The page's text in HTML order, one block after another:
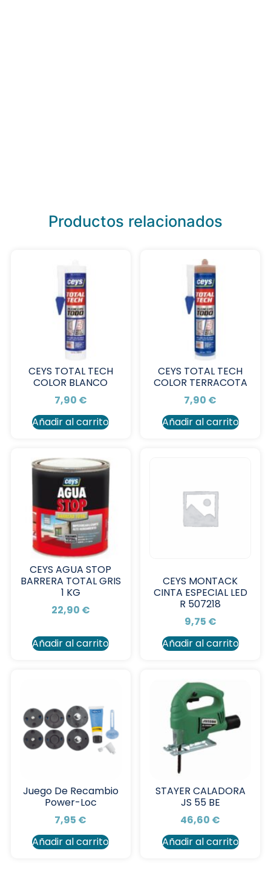
Productos relacionados
CEYS TOTAL TECH
COLOR BLANCO
7,90 €
Añadir al carrito
CEYS TOTAL TECH
COLOR TERRACOTA
7,90 €
Añadir al carrito
CEYS AGUA STOP
BARRERA TOTAL GRIS
1 KG
22,90 €
Añadir al carrito
CEYS MONTACK
CINTA ESPECIAL LED
R 507218
9,75 €
Añadir al carrito
Juego De Recambio
Power-Loc
7,95 €
Añadir al carrito
STAYER CALADORA
JS 55 BE
46,60 €
Añadir al carrito